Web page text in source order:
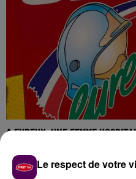
A EVREUX, UNE FEMME
Le respect de votre